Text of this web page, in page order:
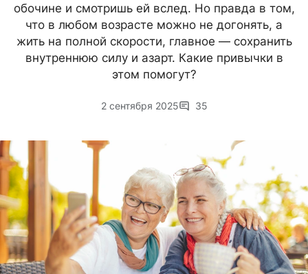
обочине и смотришь ей вслед. Но правда в том,
что в любом возрасте можно не догонять, а
жить на полной скорости, главное — сохранить
внутреннюю силу и азарт. Какие привычки в
этом помогут?
2 сентября 2025 35